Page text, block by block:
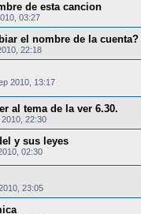
de esta cancion
03:27
el nombre de la cuenta?
22:18
2010, 13:17
al tema de la ver 6.30.
22:30
y sus leyes
02:30
23:05